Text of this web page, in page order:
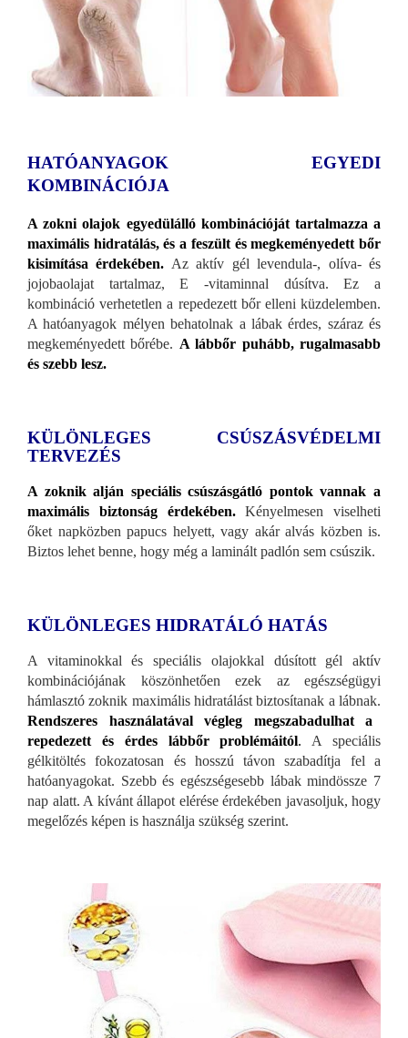
HATÓANYAGOK EGYEDI
KOMBINÁCIÓJA
A zokni olajok egyedülálló kombinációját tartalmazza a
maximális hidratálás, és a feszült és megkeményedett bőr
kisimítása érdekében. Az aktív gél levendula-, olíva- és
jojobaolajat tartalmaz, E -vitaminnal dúsítva. Ez a
kombináció verhetetlen a repedezett bőr elleni küzdelemben.
A hatóanyagok mélyen behatolnak a lábak érdes, száraz és
megkeményedett bőrébe. A lábbőr puhább, rugalmasabb
és szebb lesz.
KÜLÖNLEGES CSÚSZÁSVÉDELMI
TERVEZÉS
A zoknik alján speciális csúszásgátló pontok vannak a
maximális biztonság érdekében.Kényelmesen viselheti
őket napközben papucs helyett, vagy akár alvás közben is.
Biztos lehet benne, hogy még a laminált padlón sem csúszik.
KÜLÖNLEGES HIDRATÁLÓ HATÁS
A vitaminokkal és speciális olajokkal dúsított gél aktív
kombinációjának köszönhetően ezek az egészségügyi
hámlasztó zoknik maximális hidratálást biztosítanak a lábnak.
Rendszeres használatával végleg megszabadulhat a
repedezett és érdes lábbőr problémáitól. A speciális
gélkitöltés fokozatosan és hosszú távon szabadítja fel a
hatóanyagokat. Szebb és egészségesebb lábak mindössze 7
nap alatt. A kívánt állapot elérése érdekében javasoljuk, hogy
megelőzés képen is használja szükség szerint.